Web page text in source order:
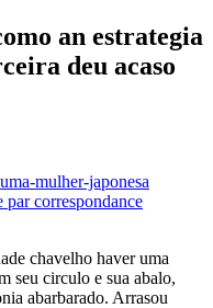
an estrategia
deu acaso
mulher-japonesa
correspondance
chavelho haver uma
seu circulo e sua abalo,
abarbarado. Arrasou